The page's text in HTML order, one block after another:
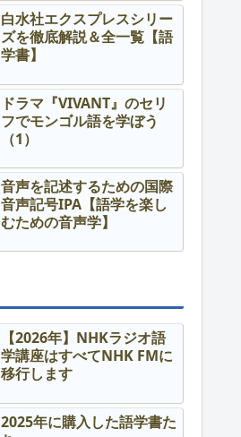
白水社エクスプレスシリー
ズを徹底解説＆全一覧【語
学書】
ドラマ『VIVANT』のセリ
フでモンゴル語を学ぼう
（1）
音声を記述するための国際
音声記号IPA【語学を楽し
むための音声学】
【2026年】NHKラジオ語
学講座はすべてNHK FMに
移行します
2025年に購入した語学書た